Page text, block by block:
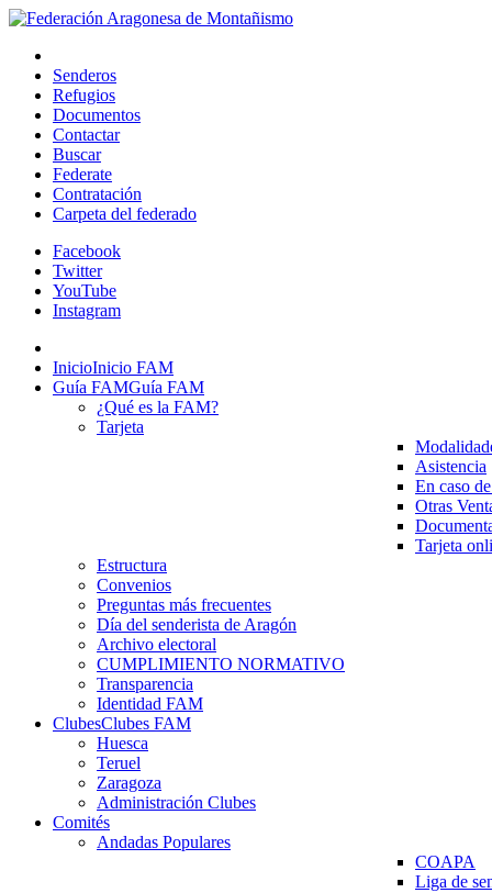
Senderos
Refugios
Documentos
Contactar
Buscar
Federate
Contratación
Carpeta del federado
Facebook
Twitter
YouTube
Instagram
InicioInicio FAM
Guía FAMGuía FAM
¿Qué es la FAM?
Tarjeta
Asistencia
En caso
Otras
Tarjeta
Estructura
Convenios
Preguntas más frecuentes
Día del senderista de Aragón
Archivo electoral
CUMPLIMIENTO NORMATIVO
Transparencia
Identidad FAM
ClubesClubes FAM
Huesca
Teruel
Zaragoza
Administración Clubes
Comités
Andadas Populares
COAPA
Liga de